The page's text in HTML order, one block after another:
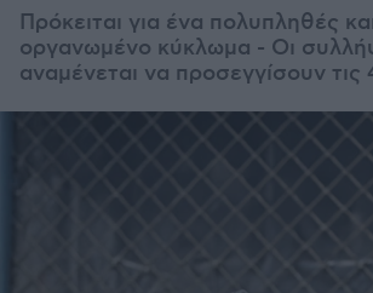
Πρόκειται για ένα πολυπληθές
οργανωμένο κύκλωμα - Οι
αναμένεται να προσεγγίσουν τις